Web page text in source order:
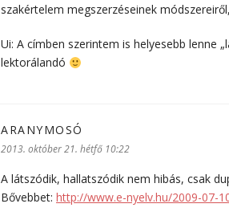
szakértelem megszerzéseinek
Ui: A címben szerintem is helyesebb lenne
lektorálandó
ARANYMOSÓ
2013. október 21. hétfő 10:22
A látszódik, hallatszódik nem hibás, csak
Bővebbet: http://www.e-nyelv.hu/2009-07-